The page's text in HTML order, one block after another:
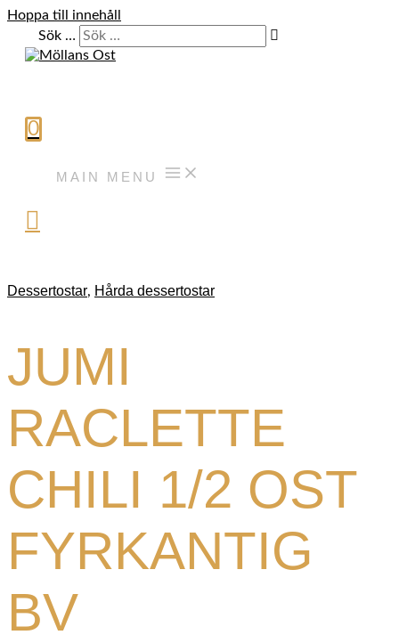
Hoppa till innehåll
Sök …
0
MAIN MENU
Dessertostar, Hårda dessertostar
JUMI
RACLETTE
CHILI 1/2 OST
FYRKANTIG
BV